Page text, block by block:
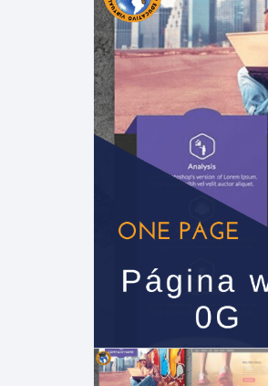
VIRTUALES
ALQUILER DE
EDUCATIVAS